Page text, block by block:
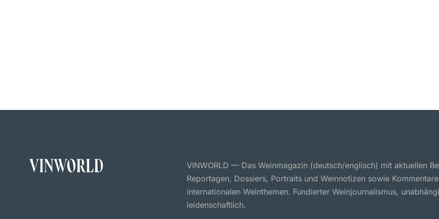
VINWORLD — Das Weinmagazin (deutsch/englisch) mit aktuellen
Reportagen, Dossiers, Portraits und Weinnotizen sowie
internationalen Weinthemen. Fundierter Weinjournalismus,
leidenschaftlich.